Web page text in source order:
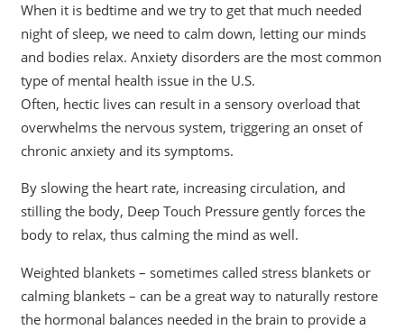
When it is bedtime and we try to get that much needed
night of sleep, we need to calm down, letting our minds
and bodies relax. Anxiety disorders are the most common
type of mental health issue in the U.S.
Often, hectic lives can result in a sensory overload that
overwhelms the nervous system, triggering an onset of
chronic anxiety and its symptoms.
By slowing the heart rate, increasing circulation, and
stilling the body, Deep Touch Pressure gently forces the
body to relax, thus calming the mind as well.
Weighted blankets – sometimes called stress blankets or
calming blankets – can be a great way to naturally restore
the hormonal balances needed in the brain to provide a